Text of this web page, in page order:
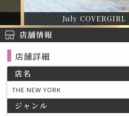
July COVERGIRL
店舗情報
店舗詳細
店名
THE NEW YORK
ジャンル